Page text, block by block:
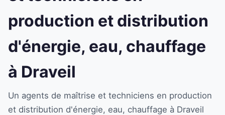
production et distribution
d'énergie, eau, chauffage
à Draveil
Un agents de maîtrise et techniciens en production
et distribution d'énergie, eau, chauffage à Draveil